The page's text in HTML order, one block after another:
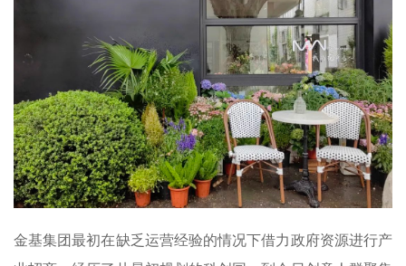
金基集团最初在缺乏运营经验的情况下借力政府资源进行产